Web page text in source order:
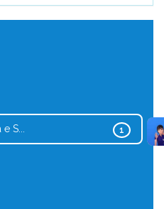
1
S...